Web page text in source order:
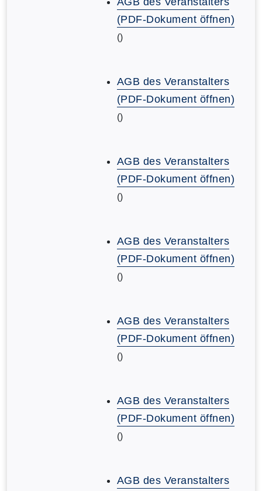
(PDF-Dokument öffnen)
()
AGB des Veranstalters
(PDF-Dokument öffnen)
()
AGB des Veranstalters
(PDF-Dokument öffnen)
()
AGB des Veranstalters
(PDF-Dokument öffnen)
()
AGB des Veranstalters
(PDF-Dokument öffnen)
()
AGB des Veranstalters
(PDF-Dokument öffnen)
()
AGB des Veranstalters